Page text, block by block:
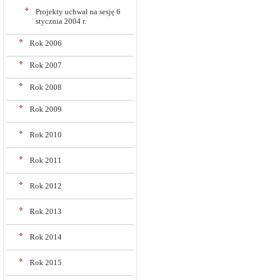
Projekty uchwał na sesję 6
stycznia 2004 r.
Rok 2006
Rok 2007
Rok 2008
Rok 2009
Rok 2010
Rok 2011
Rok 2012
Rok 2013
Rok 2014
Rok 2015